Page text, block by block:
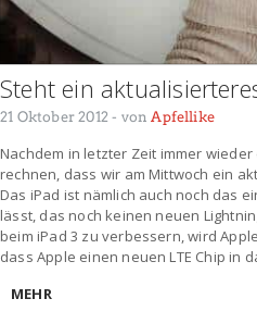
Steht ein
21 Oktober 2012 - von Apfellike
Nachdem in letzter Zeit immer
rechnen, dass wir am Mittwoch ein
Das iPad ist nämlich auch noch das
lässt, das noch keinen neuen
beim iPad 3 zu verbessern, wird
dass Apple einen neuen LTE Chip in
MEHR